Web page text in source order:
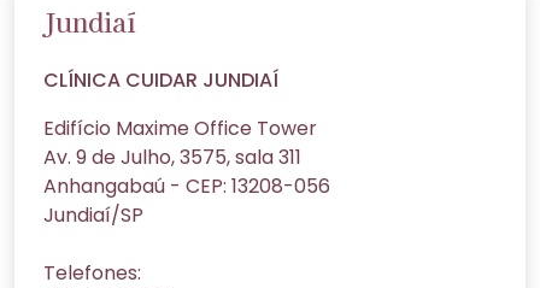
Jundiaí
CLÍNICA CUIDAR JUNDIAÍ
Edifício Maxime Office Tower
Av. 9 de Julho, 3575, sala 311
Anhangabaú - CEP: 13208-056
Jundiaí/SP
Telefones: